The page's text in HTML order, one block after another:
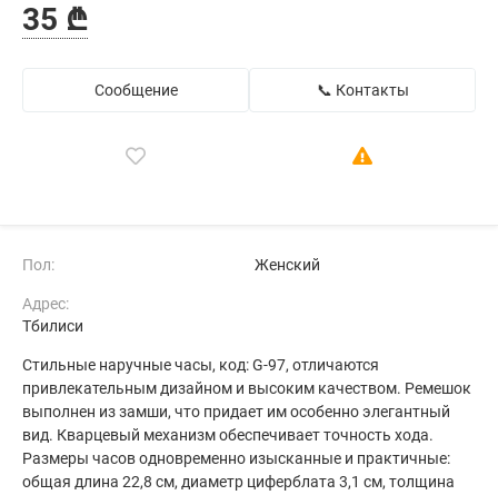
35 ₾
Сообщение 📞 Контакты
Пол: Женский
Адрес:
Тбилиси
Стильные наручные часы, код: G-97, отличаются
привлекательным дизайном и высоким качеством. Ремешок
выполнен из замши, что придает им особенно элегантный
вид. Кварцевый механизм обеспечивает точность хода.
Размеры часов одновременно изысканные и практичные:
общая длина 22,8 см, диаметр циферблата 3,1 см, толщина